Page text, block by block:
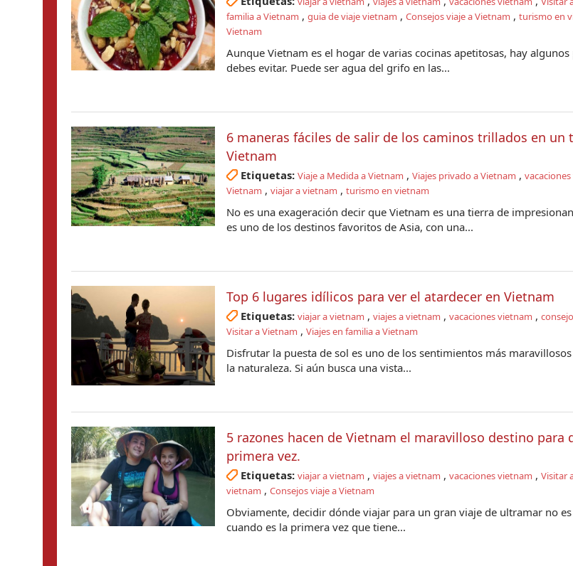
familia a Vietnam , guia de viaje vietnam , Consejos viaje a Vietnam , turismo en
Vietnam
Aunque Vietnam es el hogar de varias cocinas apetitosas, hay
debes evitar. Puede ser agua del grifo en las...
6 maneras fáciles de salir de los caminos trillados en un
Vietnam
Etiquetas: Viaje a Medida a Vietnam , Viajes privado a Vietnam ,
Vietnam , viajar a vietnam , turismo en vietnam
No es una exageración decir que Vietnam es una tierra de
es uno de los destinos favoritos de Asia, con una...
Top 6 lugares idílicos para ver el atardecer en Vietnam
Etiquetas: viajar a vietnam , viajes a vietnam , vacaciones vietnam ,
Visitar a Vietnam , Viajes en familia a Vietnam
Disfrutar la puesta de sol es uno de los sentimientos más
la naturaleza. Si aún busca una vista...
5 razones hacen de Vietnam el maravilloso destino para
primera vez.
Etiquetas: viajar a vietnam , viajes a vietnam , vacaciones vietnam , Visitar
vietnam , Consejos viaje a Vietnam
Obviamente, decidir dónde viajar para un gran viaje de ultramar no
cuando es la primera vez que tiene...